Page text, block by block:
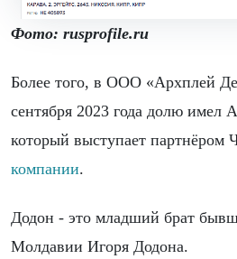
Фото: rusprofile.ru
Более того, в ООО «Архплей
сентября 2023 года долю имел
который выступает партнёром
компании.
Додон - это младший брат
Молдавии Игоря Додона.